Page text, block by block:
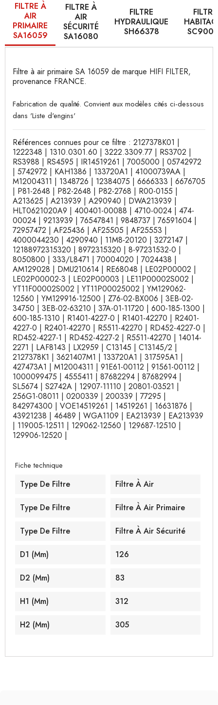
FILTRE À
AIR
PRIMAIRE
SA16059
FILTRE À
AIR
SÉCURITÉ
SA16080
FILTRE
HYDRAULIQUE
SH66378
FILTRE
Filtre à air primaire SA 16059 de marque HIFI FILTER,
provenance FRANCE.
Fabrication de qualité. Convient aux modèles cités ci-dessous
dans 'Liste d'engins'
Références connues pour ce filtre : 2127378K01 |
1222348 | 1310.0301.60 | 3222.3309.77 | RS3702 |
RS3988 | RS4595 | IR14519261 | 7005000 | 05742972
| 5742972 | KAH1386 | 133720A1 | 41000739AA |
M12004311 | 1348726 | 12384075 | 6666333 | 6676705
| P81-2648 | P82-2648 | P82-2768 | R00-0155 |
A213625 | A213939 | A290940 | DWA213939 |
HLT0621020A9 | 400401-00088 | 4710-0024 | 474-
00024 | 9213939 | 76547841 | 9848737 | 76591604 |
72957472 | AF25436 | AF25505 | AF25553 |
4000044230 | 4290940 | 11M8-20120 | 3272147 |
12188972315320 | 8972315320 | 8-97231532-0 |
8050800 | 333/L8471 | 70004020 | 7024438 |
AM129028 | DMU210614 | RE68048 | LE02P00002 |
LE02P00002-3 | LE02P00003 | LE11P00002S002 |
YT11F00002S002 | YT11P00025002 | YM129062-
12560 | YM129916-12500 | Z76-02-BX006 | 3EB-02-
34750 | 3EB-02-63210 | 37A-01-11720 | 600-185-1300 |
600-185-1310 | R1401-4227-0 | R1401-42270 | R2401-
4227-0 | R2401-42270 | R5511-42270 | RD452-4227-0 |
RD452-4227-1 | RD452-4227-2 | R5511-42270 | 14014-
2271 | LAF8143 | LX2959 | C13145 | C13145/2 |
2127378K1 | 3621407M1 | 133720A1 | 317595A1 |
427473A1 | M12004311 | 91E61-00112 | 91561-00112 |
1000099475 | 4555411 | 87682294 | 87682994 |
SL5674 | S2742A | 12907-11110 | 20801-03521 |
256G1-08011 | 0200339 | 200339 | 77295 |
842974300 | VOE14519261 | 14519261 | 16631876 |
43921238 | 46489 | WGA1109 | EA213939 | EA213939
| 119005-12511 | 129062-12560 | 129687-12510 |
129906-12520 |
Fiche technique
Type De Filtre Filtre À Air
Type De Filtre Filtre À Air Primaire
Type De Filtre Filtre À Air Sécurité
D1 (mm) 126
D2 (mm) 83
H1 (mm) 312
H2 (mm) 305